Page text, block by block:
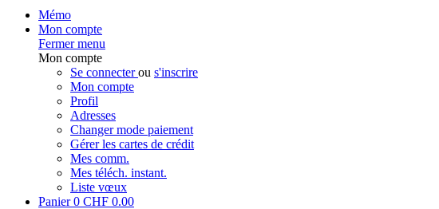
Mémo
Mon compte
Fermer menu
Mon compte
Se connecterou s'inscrire
Mon compte
Profil
Adresses
Changer mode paiement
Gérer les cartes de crédit
Mes comm.
Mes téléch. instant.
Liste vœux
Panier0 CHF 0.00